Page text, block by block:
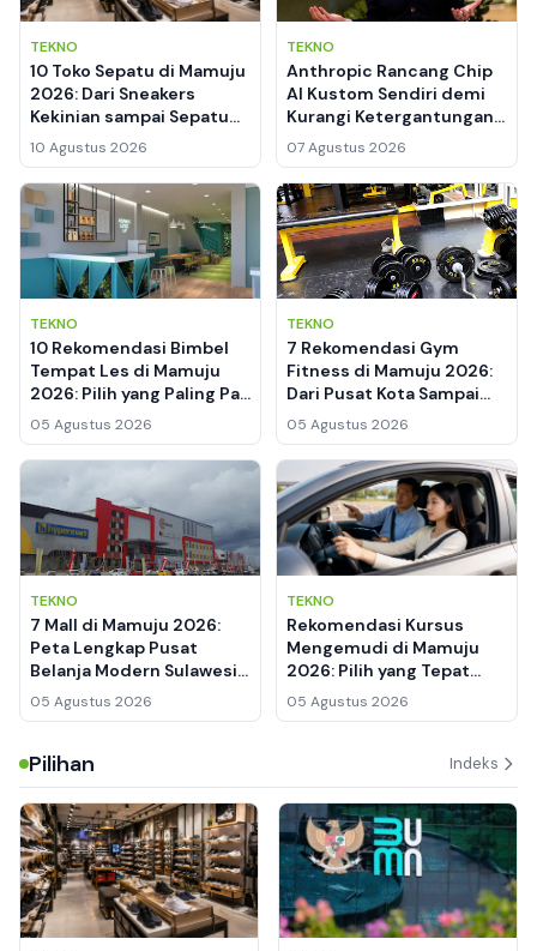
TEKNO
10 Toko Sepatu di Mamuju
2026: Dari Sneakers
Kekinian sampai Sepatu
Sekolah, Ini Pilihan
Terbaiknya
10 Agustus 2026
TEKNO
Anthropic Rancang Chip
AI Kustom Sendiri demi
Kurangi Ketergantungan
ke Nvidia, Samsung
Dikabarkan Jadi Mitra
Produksi
07 Agustus 2026
TEKNO
10 Rekomendasi Bimbel
Tempat Les di Mamuju
2026: Pilih yang Paling Pas
Buat Anakmu
05 Agustus 2026
TEKNO
7 Rekomendasi Gym
Fitness di Mamuju 2026:
Dari Pusat Kota Sampai
Tobadak, Mana yang
Paling Cocok?
05 Agustus 2026
TEKNO
7 Mall di Mamuju 2026:
Peta Lengkap Pusat
Belanja Modern Sulawesi
Barat
05 Agustus 2026
TEKNO
Rekomendasi Kursus
Mengemudi di Mamuju
2026: Pilih yang Tepat
Sebelum SIM Baru
05 Agustus 2026
Pilihan Indeks